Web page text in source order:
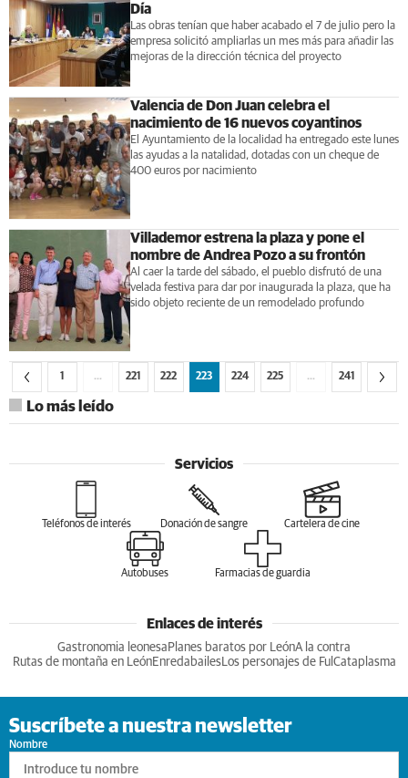
Día
Las obras tenían que haber acabado el 7 de julio pero la
empresa solicitó ampliarlas un mes más para añadir las
mejoras de la dirección técnica del proyecto
Valencia de Don Juan celebra el
nacimiento de 16 nuevos coyantinos
El Ayuntamiento de la localidad ha entregado este lunes
las ayudas a la natalidad, dotadas con un cheque de
400 euros por nacimiento
Villademor estrena la plaza y pone el
nombre de Andrea Pozo a su frontón
Al caer la tarde del sábado, el pueblo disfrutó de una
velada festiva para dar por inaugurada la plaza, que ha
sido objeto reciente de un remodelado profundo
… 221 222 223 224 225 … 241
Lo más leído
Servicios
Teléfonos de interés Donación de sangre Cartelera de cine
Autobuses Farmacias de guardia
Enlaces de interés
Gastronomia leonesa Planes baratos por LeónA la contra
Rutas de montaña en LeónEnredabailesLos personajes de Ful Cataplasma
Suscríbete a nuestra newsletter
Nombre